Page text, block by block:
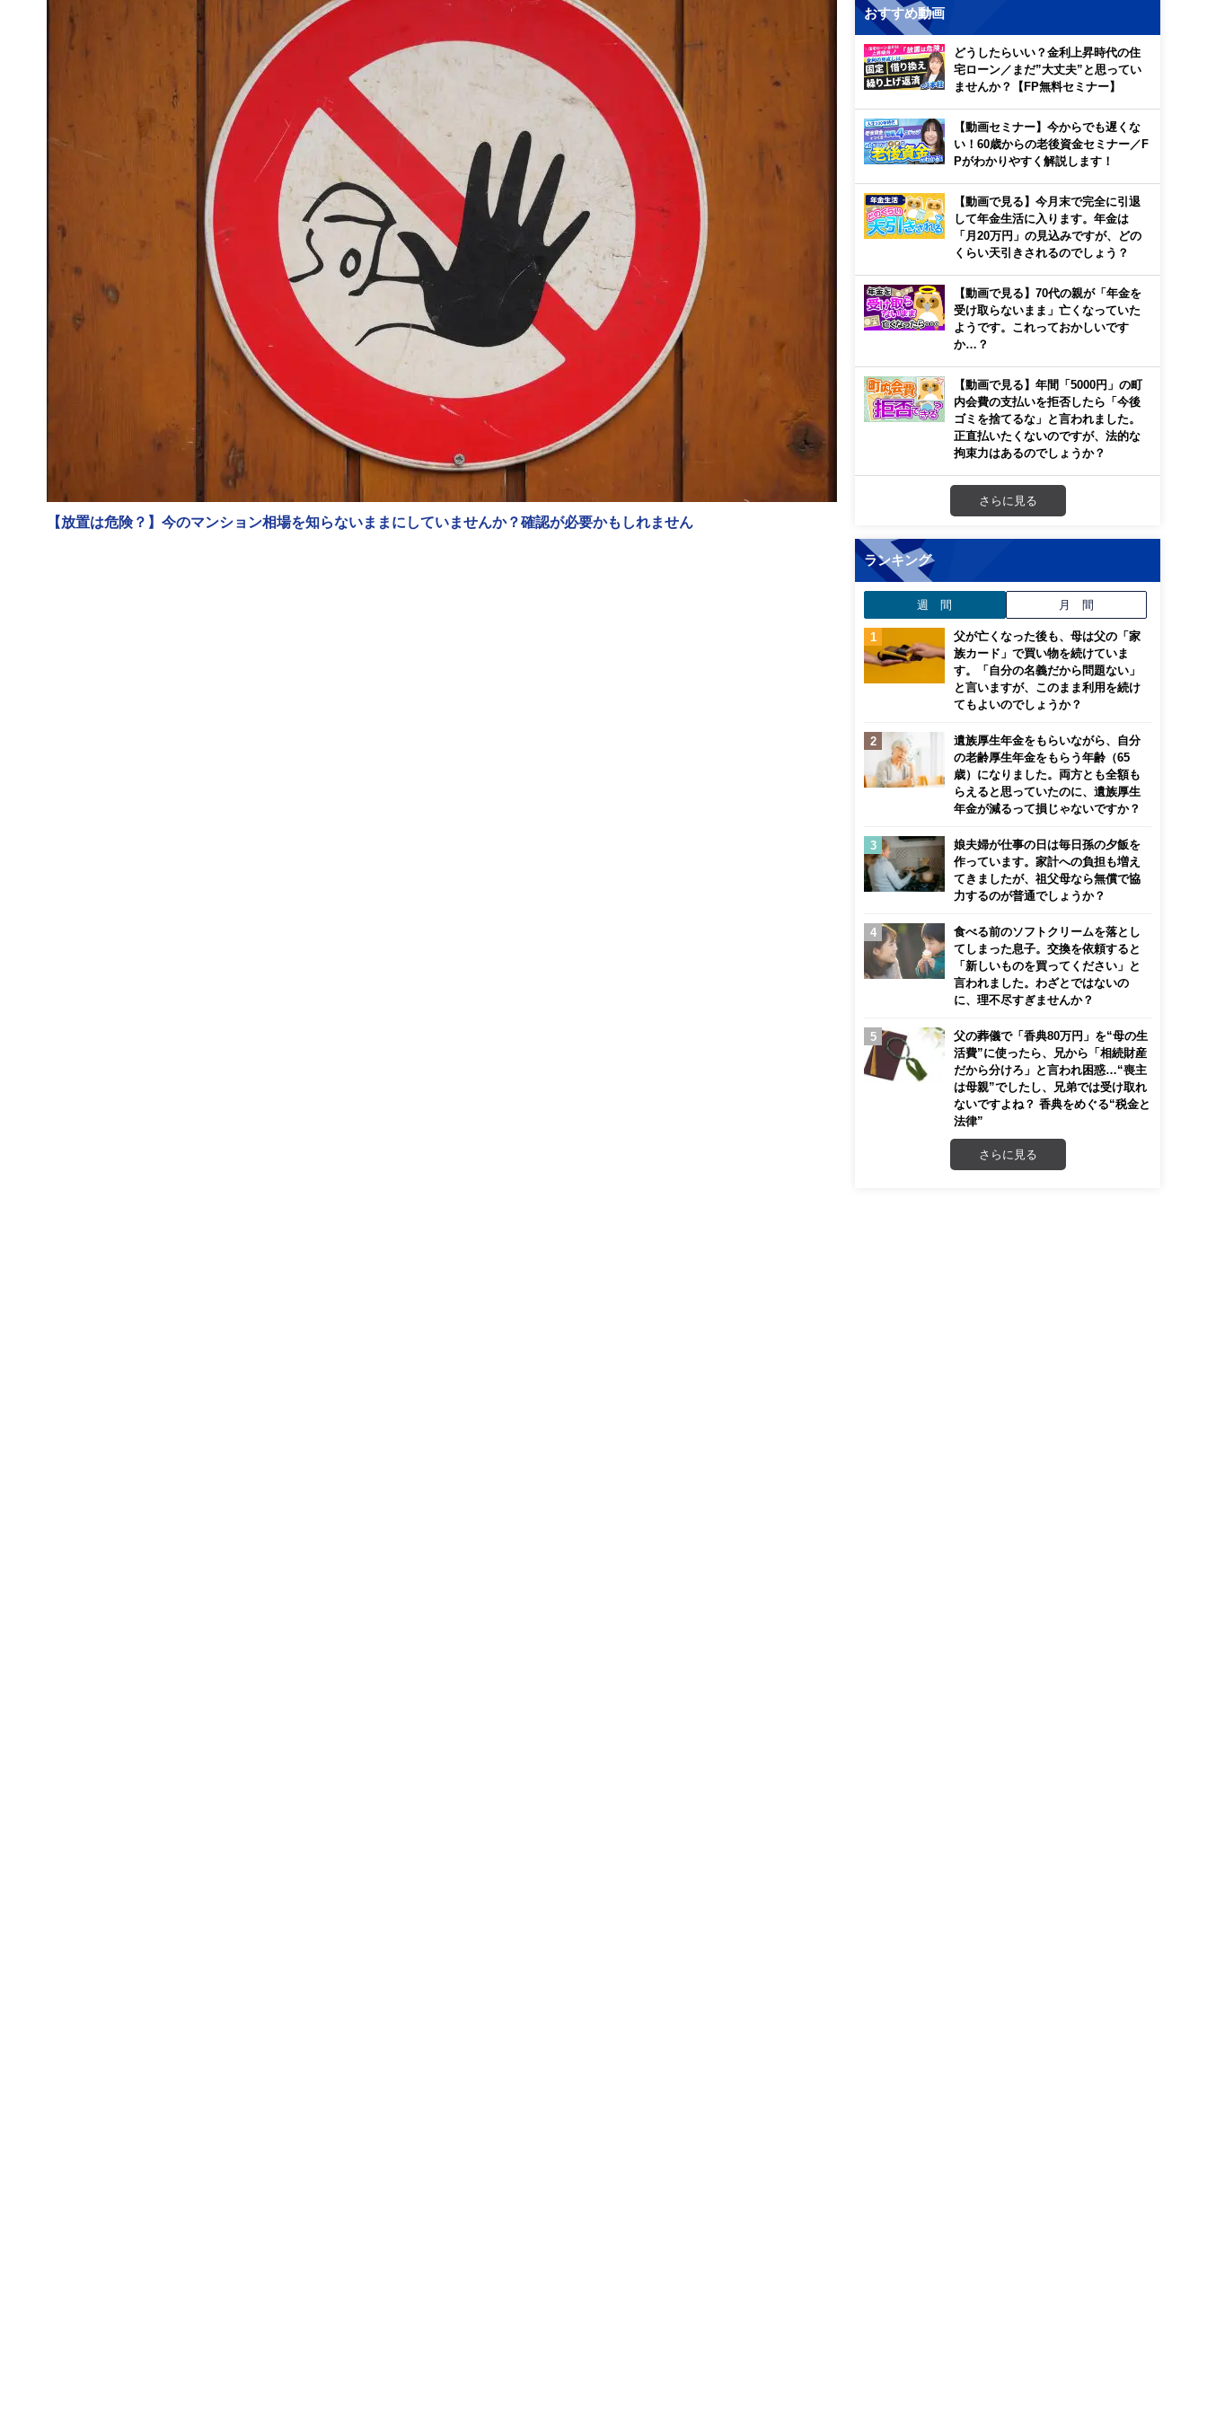
【放置は危険？】今のマンション相場を知らないままにしていませんか？確認が必要かもしれません
おすすめ動画
どうしたらいい？金利上昇時代の住
宅ローン／まだ”大丈夫”と思ってい
ませんか？【FP無料セミナー】
【動画セミナー】今からでも遅くな
い！60歳からの老後資金セミナー／F
Pがわかりやすく解説します！
【動画で見る】今月末で完全に引退
して年金生活に入ります。年金は
「月20万円」の見込みですが、どの
くらい天引きされるのでしょう？
【動画で見る】70代の親が「年金を
受け取らないまま」亡くなっていた
ようです。これっておかしいです
か…？
【動画で見る】年間「5000円」の町
内会費の支払いを拒否したら「今後
ゴミを捨てるな」と言われました。
正直払いたくないのですが、法的な
拘束力はあるのでしょうか？
さらに見る
ランキング
週 間 月 間
父が亡くなった後も、母は父の「家
族カード」で買い物を続けていま
す。「自分の名義だから問題ない」
と言いますが、このまま利用を続け
てもよいのでしょうか？
遺族厚生年金をもらいながら、自分
の老齢厚生年金をもらう年齢（65
歳）になりました。両方とも全額も
らえると思っていたのに、遺族厚生
年金が減るって損じゃないですか？
娘夫婦が仕事の日は毎日孫の夕飯を
作っています。家計への負担も増え
てきましたが、祖父母なら無償で協
力するのが普通でしょうか？
食べる前のソフトクリームを落とし
てしまった息子。交換を依頼すると
「新しいものを買ってください」と
言われました。わざとではないの
に、理不尽すぎませんか？
父の葬儀で「香典80万円」を“母の生
活費”に使ったら、兄から「相続財産
だから分けろ」と言われ困惑…“喪主
は母親”でしたし、兄弟では受け取れ
ないですよね？ 香典をめぐる“税金と
法律”
さらに見る